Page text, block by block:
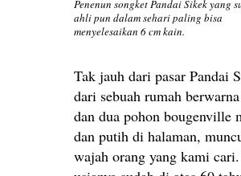
Penenun songket Pandai Sikek yang
ahli pun dalam sehari paling bisa
menyelesaikan 6 cm kain.
Tak jauh dari pasar Pandai
dari sebuah rumah
dan dua pohon bougenville
dan putih di halaman,
wajah orang yang kami